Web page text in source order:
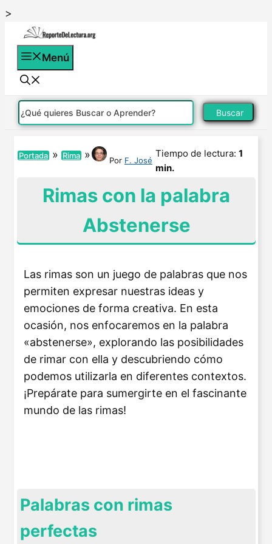
>
contenido
Menú
Buscar
Portada » Rima » Por F. José
Tiempo de lectura: 1
min.
Rimas con la palabra
Abstenerse
Las rimas son un juego de palabras que nos
permiten expresar nuestras ideas y
emociones de forma creativa. En esta
ocasión, nos enfocaremos en la palabra
«abstenerse», explorando las posibilidades
de rimar con ella y descubriendo cómo
podemos utilizarla en diferentes contextos.
¡Prepárate para sumergirte en el fascinante
mundo de las rimas!
Palabras con rimas
perfectas